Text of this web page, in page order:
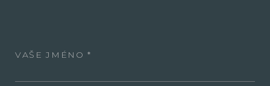
VAŠE JMÉNO